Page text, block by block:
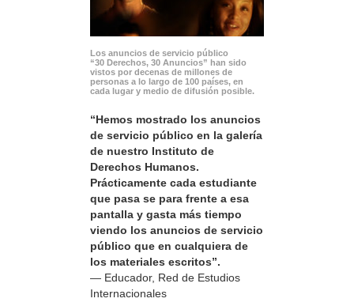
Los anuncios de servicio público
“30 Derechos, 30 Anuncios” han sido
vistos por decenas de millones de
personas a lo largo de 100 países, en
cada lugar y medio de difusión posible.
“Hemos mostrado los anuncios
de servicio público en la galería
de nuestro Instituto de
Derechos Humanos.
Prácticamente cada estudiante
que pasa se para frente a esa
pantalla y gasta más tiempo
viendo los anuncios de servicio
público que en cualquiera de
los materiales escritos”.
— Educador, Red de Estudios
Internacionales